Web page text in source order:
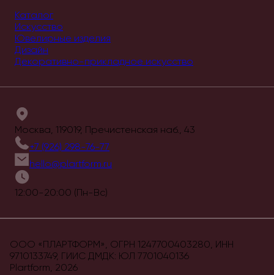
Каталог
Искусство
Ювелирные изделия
Дизайн
Декоративно-прикладное искусство
Москва, 119019, Пречистенская наб., 43
+7 (926) 298-76-77
hello@plartform.ru
12:00-20:00 (Пн-Вс)
ООО «ПЛАРТФОРМ», ОГРН 1247700403280, ИНН
9710133749, ГИИС ДМДК: ЮЛ 7701040136
Plartform, 2026